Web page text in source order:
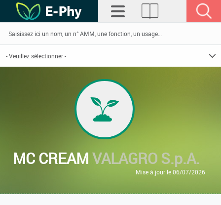
MC CREAMVALAGRO S.p.A.
Mise à jour le 06/07/2026